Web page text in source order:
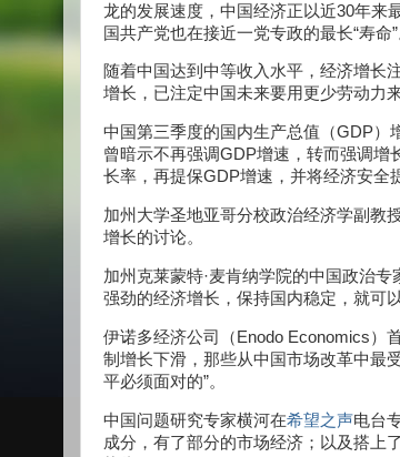
龙的发展速度，中国经济正以近30年来
国共产党也在接近一党专政的最长“寿命”
随着中国达到中等收入水平，经济增长
增长，已注定中国未来要用更少劳动力
中国第三季度的国内生产总值（GDP）
曾暗示不再强调GDP增速，转而强调
长率，再提保GDP增速，并将经济安全
加州大学圣地亚哥分校政治经济学副教
增长的讨论。
加州克莱蒙特·麦肯纳学院的中国政治
强劲的经济增长，保持国内稳定，就可
伊诺多经济公司（Enodo Economics）
制增长下滑，那些从中国市场改革中最
平必须面对的”。
中国问题研究专家横河在希望之声电台
成分，有了部分的市场经济；以及搭上